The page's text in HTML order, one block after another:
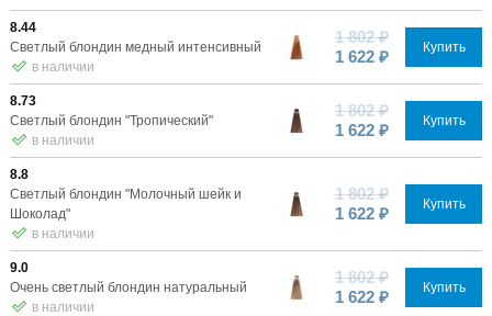
8.44
Светлый блондин медный интенсивный
в наличии
1 802 ₽
1 622 ₽
Купить
8.73
Светлый блондин "Тропический"
в наличии
1 802 ₽
1 622 ₽
Купить
8.8
Светлый блондин "Молочный шейк и
Шоколад"
в наличии
1 802 ₽
1 622 ₽
Купить
9.0
Очень светлый блондин натуральный
в наличии
1 802 ₽
1 622 ₽
Купить